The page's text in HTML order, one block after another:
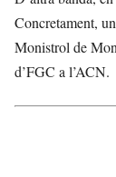
Concretament,
Monistrol de
d’FGC a l’ACN.